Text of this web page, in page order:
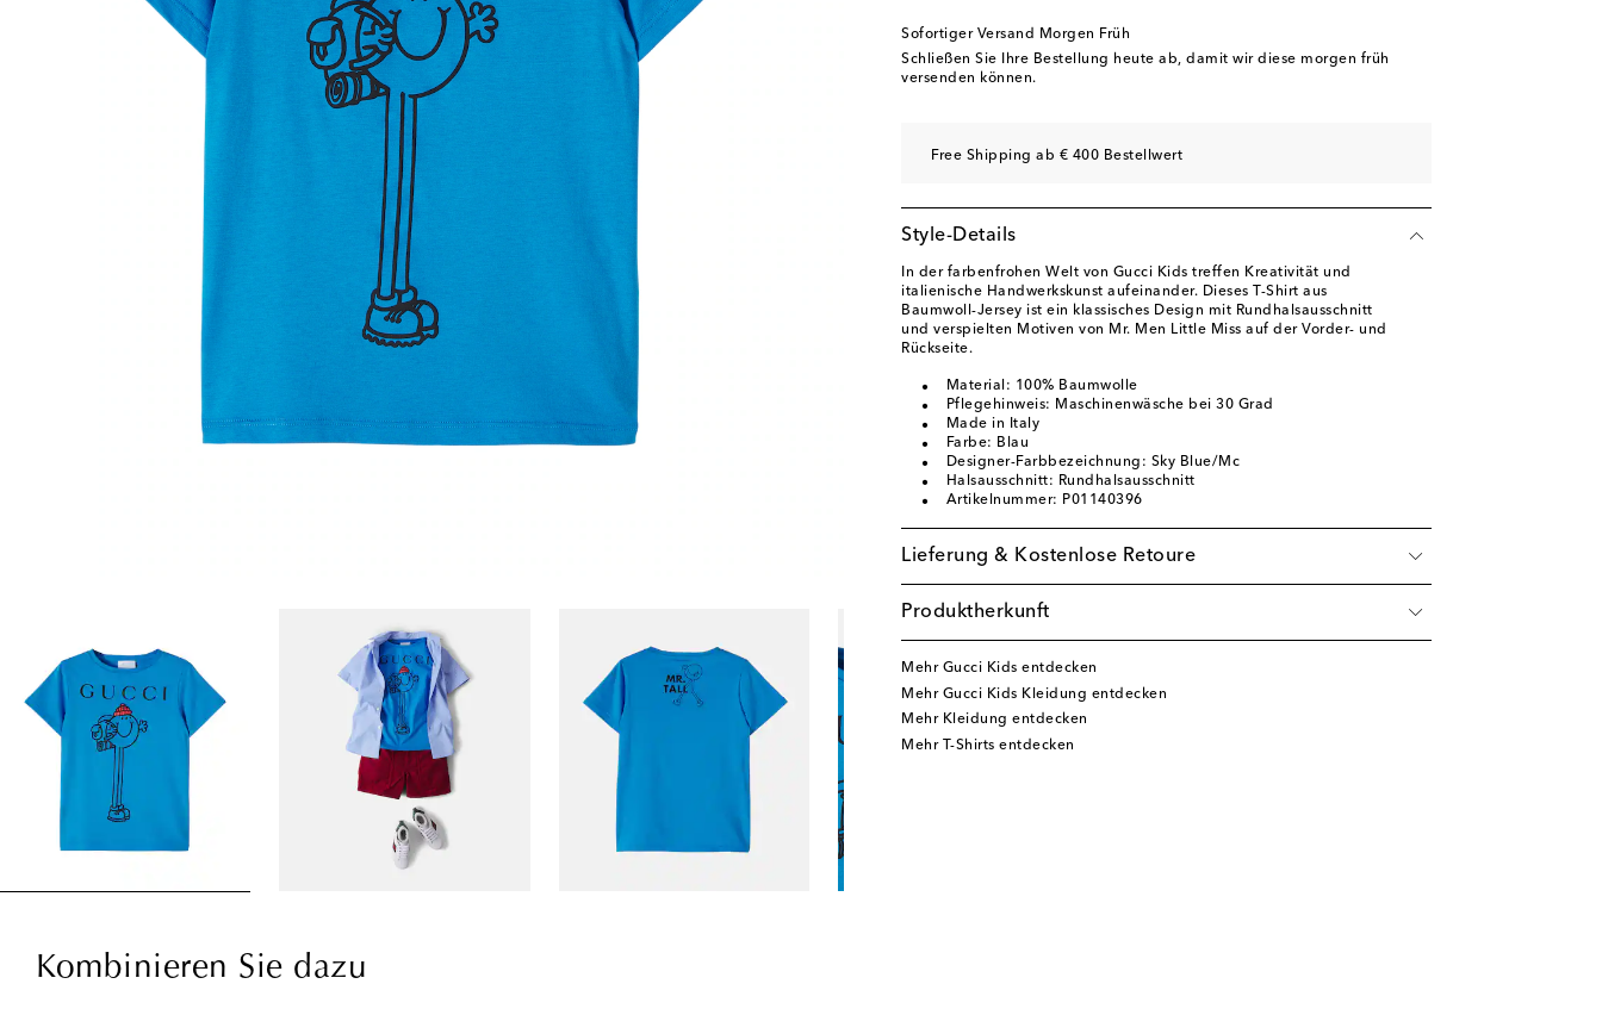
Sofortiger Versand Morgen Früh
Schließen Sie Ihre Bestellung heute ab, damit wir diese morgen früh
versenden können.
Free Shipping ab € 400 Bestellwert
Style-Details
In der farbenfrohen Welt von Gucci Kids treffen Kreativität und
italienische Handwerkskunst aufeinander. Dieses T-Shirt aus
Baumwoll-Jersey ist ein klassisches Design mit Rundhalsausschnitt
und verspielten Motiven von Mr. Men Little Miss auf der Vorder- und
Rückseite.
Material: 100% Baumwolle
Pflegehinweis: Maschinenwäsche bei 30 Grad
Made in Italy
Farbe: Blau
Designer-Farbbezeichnung: Sky Blue/Mc
Halsausschnitt: Rundhalsausschnitt
Artikelnummer: P01140396
Lieferung & Kostenlose Retoure
Produktherkunft
Mehr Gucci Kids entdecken
Mehr Gucci Kids Kleidung entdecken
Mehr Kleidung entdecken
Mehr T-Shirts entdecken
Kombinieren Sie dazu